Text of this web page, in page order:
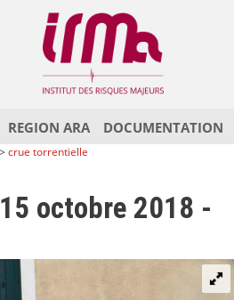
REGION ARA DOCUMENTATION
crue torrentielle
octobre 2018 -